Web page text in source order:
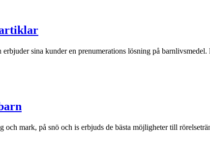
sina kunder en prenumerations lösning på
och mark, på snö och is erbjuds de bästa möjligheter till